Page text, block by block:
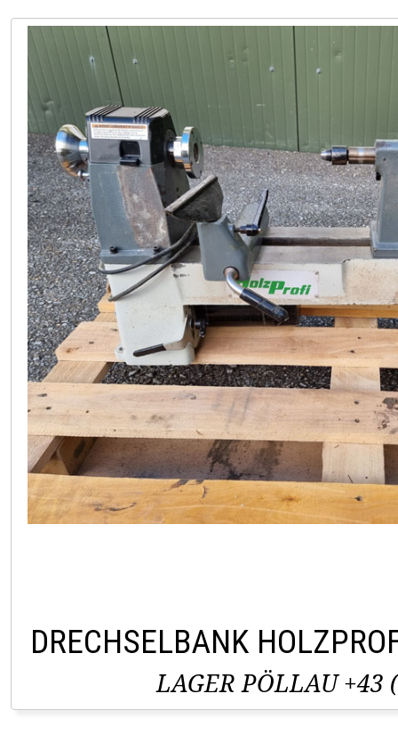
DRECHSELBANK
LAGER PÖLLAU +43